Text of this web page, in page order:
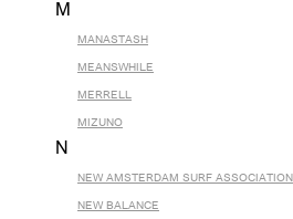
M
MANASTASH
MEANSWHILE
MERRELL
MIZUNO
N
NEW AMSTERDAM SURF ASSOCIATION
NEW BALANCE